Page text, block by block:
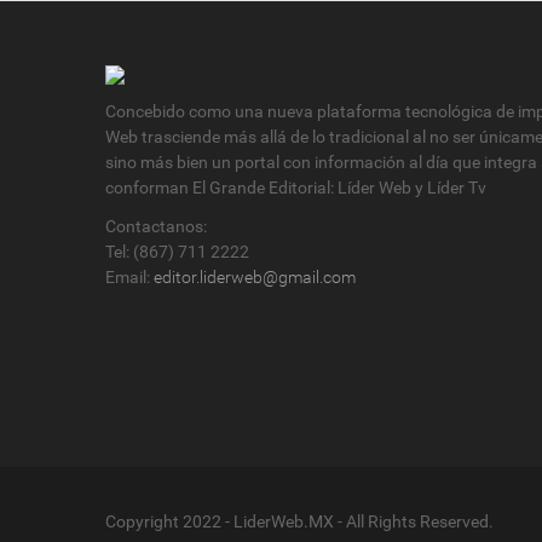
Concebido como una nueva plataforma tecnológica de
Web trasciende más allá de lo tradicional al no ser
sino más bien un portal con información al día que
conforman El Grande Editorial: Líder Web y Líder Tv
Contactanos:
Tel: (867) 711 2222
Email: editor.liderweb@gmail.com
Copyright 2022 - LiderWeb.MX - All Rights Reserved.